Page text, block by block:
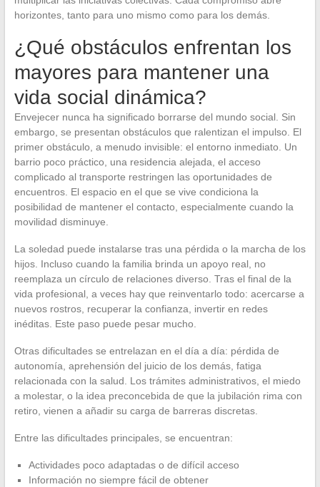
horizontes, tanto para uno mismo como para los demás.
¿Qué obstáculos enfrentan los
mayores para mantener una
vida social dinámica?
Envejecer nunca ha significado borrarse del mundo social. Sin
embargo, se presentan obstáculos que ralentizan el impulso. El
primer obstáculo, a menudo invisible: el entorno inmediato. Un
barrio poco práctico, una residencia alejada, el acceso
complicado al transporte restringen las oportunidades de
encuentros. El espacio en el que se vive condiciona la
posibilidad de mantener el contacto, especialmente cuando la
movilidad disminuye.
La soledad puede instalarse tras una pérdida o la marcha de los
hijos. Incluso cuando la familia brinda un apoyo real, no
reemplaza un círculo de relaciones diverso. Tras el final de la
vida profesional, a veces hay que reinventarlo todo: acercarse a
nuevos rostros, recuperar la confianza, invertir en redes
inéditas. Este paso puede pesar mucho.
Otras dificultades se entrelazan en el día a día: pérdida de
autonomía, aprehensión del juicio de los demás, fatiga
relacionada con la salud. Los trámites administrativos, el miedo
a molestar, o la idea preconcebida de que la jubilación rima con
retiro, vienen a añadir su carga de barreras discretas.
Entre las dificultades principales, se encuentran:
Actividades poco adaptadas o de difícil acceso
Información no siempre fácil de obtener